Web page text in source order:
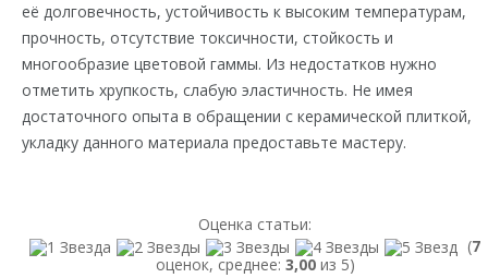
её долговечность, устойчивость к высоким температурам,
прочность, отсутствие токсичности, стойкость и
многообразие цветовой гаммы. Из недостатков нужно
отметить хрупкость, слабую эластичность. Не имея
достаточного опыта в обращении с керамической плиткой,
укладку данного материала предоставьте мастеру.
Оценка статьи:
(7
оценок, среднее: 3,00из 5)